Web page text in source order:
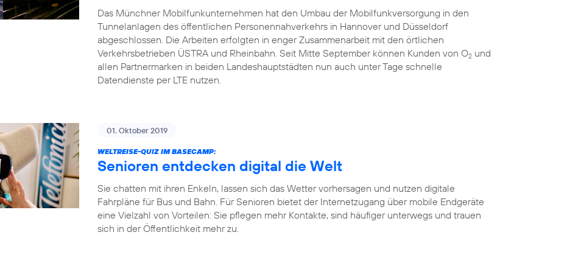
Das Münchner Mobilfunkunternehmen hat den Umbau der Mobilfunkversorgung in den
Tunnelanlagen des öffentlichen Personennahverkehrs in Hannover und Düsseldorf
abgeschlossen. Die Arbeiten erfolgten in enger Zusammenarbeit mit den örtlichen
Verkehrsbetrieben ÜSTRA und Rheinbahn. Seit Mitte September können Kunden von O2 und
allen Partnermarken in beiden Landeshauptstädten nun auch unter Tage schnelle
Datendienste per LTE nutzen.
01. Oktober 2019
WELTREISE-QUIZ IM BASECAMP:
Senioren entdecken digital die Welt
Sie chatten mit ihren Enkeln, lassen sich das Wetter vorhersagen und nutzen digitale
Fahrpläne für Bus und Bahn. Für Senioren bietet der Internetzugang über mobile Endgeräte
eine Vielzahl von Vorteilen: Sie pflegen mehr Kontakte, sind häufiger unterwegs und trauen
sich in der Öffentlichkeit mehr zu.